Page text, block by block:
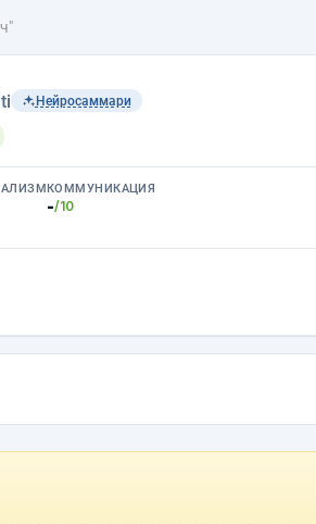
Нейросаммари
КОММУНИКАЦИЯ
-/10